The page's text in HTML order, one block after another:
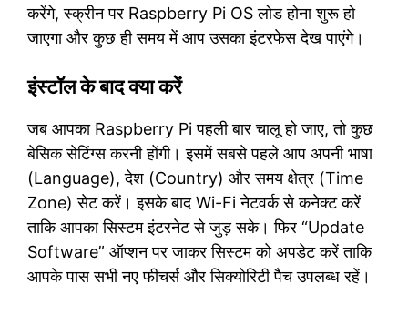
करेंगे, स्क्रीन पर Raspberry Pi OS लोड होना शुरू हो
जाएगा और कुछ ही समय में आप उसका इंटरफेस देख पाएंगे।
इंस्टॉल के बाद क्या करें
जब आपका Raspberry Pi पहली बार चालू हो जाए, तो कुछ
बेसिक सेटिंग्स करनी होंगी। इसमें सबसे पहले आप अपनी भाषा
(Language), देश (Country) और समय क्षेत्र (Time
Zone) सेट करें। इसके बाद Wi-Fi नेटवर्क से कनेक्ट करें
ताकि आपका सिस्टम इंटरनेट से जुड़ सके। फिर “Update
Software” ऑप्शन पर जाकर सिस्टम को अपडेट करें ताकि
आपके पास सभी नए फीचर्स और सिक्योरिटी पैच उपलब्ध रहें।